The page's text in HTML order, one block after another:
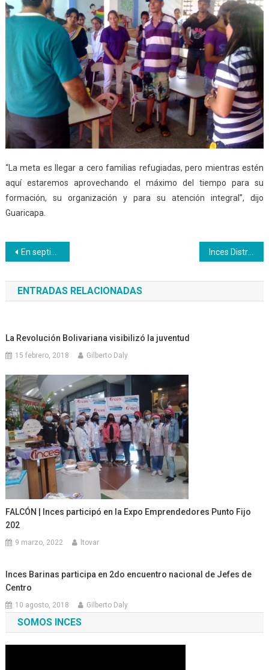
“La meta es llegar a cero familias refugiadas, pero mientras estén
aquí estaremos aprovechando el máximo del tiempo para su
formación, su organización y para su atención integral”, dijo
Guaricapa.
Navegación
de
entradas
En septiembre inicia la cuarta oleada de bachilleres productivos en Aragua Inces Distrito Capital celebra el 59 aniversario de su fundación
ENTRADAS RELACIONADAS
La Revolución Bolivariana visibilizó la juventud
15 febrero, 2018 Gilberto Daly
FALCÓN | Inces participó en la Expo Emprendedores Punto Fijo
202
9 marzo, 2022 ltovar
Inces Barinas participa en 2do encuentro nacional de Jefes de
Centro
10 agosto, 2018 Gilberto Daly
SOMOS INCES